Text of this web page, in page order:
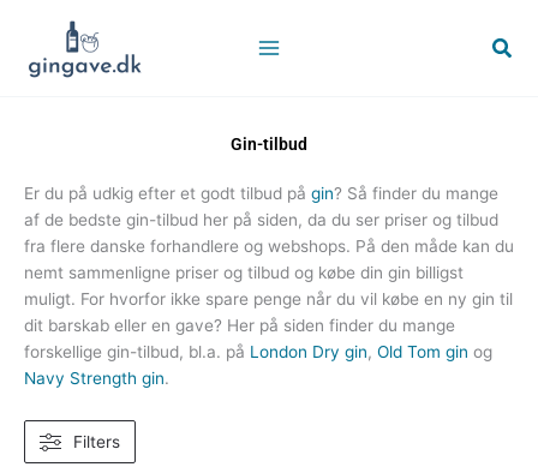
indholdet
Søg
Gin-tilbud
Er du på udkig efter et godt tilbud på gin? Så finder du mange
af de bedste gin-tilbud her på siden, da du ser priser og tilbud
fra flere danske forhandlere og webshops. På den måde kan du
nemt sammenligne priser og tilbud og købe din gin billigst
muligt. For hvorfor ikke spare penge når du vil købe en ny gin til
dit barskab eller en gave? Her på siden finder du mange
forskellige gin-tilbud, bl.a. på London Dry gin, Old Tom gin og
Navy Strength gin.
Filters